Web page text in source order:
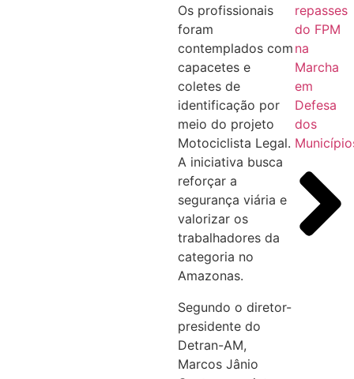
Os profissionais
foram
contemplados com
capacetes e
coletes de
identificação por
meio do projeto
Motociclista Legal.
A iniciativa busca
reforçar a
segurança viária e
valorizar os
trabalhadores da
categoria no
Amazonas.
Segundo o diretor-
presidente do
Detran-AM,
Marcos Jânio
repasses
do FPM
na
Marcha
em
Defesa
dos